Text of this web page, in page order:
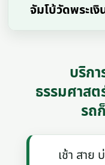
จัมโบ้วัดพระเงิ
บริก
ธรรมศาสต
รถ
เช้า สาย บ่